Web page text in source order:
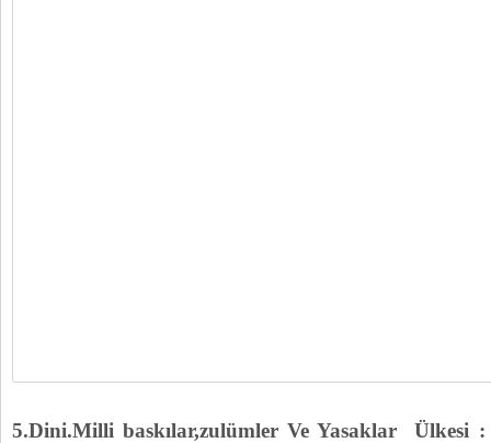
5.Dini.Milli baskılar,zulümler Ve Yasaklar